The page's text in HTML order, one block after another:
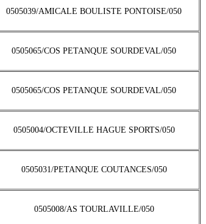
0505039/AMICALE BOULISTE PONTOISE/050
0505065/COS PETANQUE SOURDEVAL/050
0505065/COS PETANQUE SOURDEVAL/050
0505004/OCTEVILLE HAGUE SPORTS/050
0505031/PETANQUE COUTANCES/050
0505008/AS TOURLAVILLE/050